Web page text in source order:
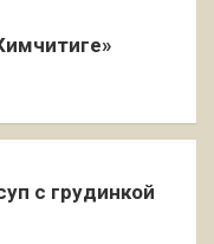
с грудинкой